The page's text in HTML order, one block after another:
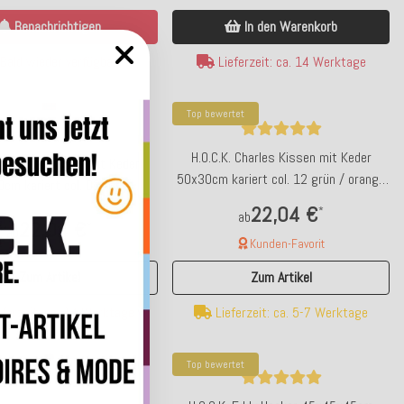
Benachrichtigen
Bald wieder verfügbar
In den Warenkorb
Lieferzeit: ca. 14 Werktage
Charles Kissen mit Keder
kariert col. 02 rot /
very british
ab
22,04 €
Zum Artikel
ca. 14 Werktage
Top bewertet
H.O.C.K. Charles Kissen mit Keder
50x30cm kariert col. 12 grün / orange
ab22,04 €*
Kunden-Favorit
Zum Artikel
Lieferzeit: ca. 5-7 Werktage
Top bewertet